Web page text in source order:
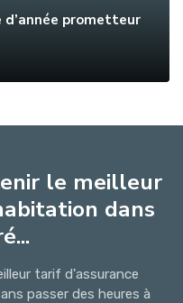
d’année prometteur
le meilleur
dans
tarif d'assurance
passer des heures à